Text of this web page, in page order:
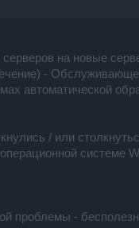
серверов на новые
-
автоматической
/ или
системе
проблемы -